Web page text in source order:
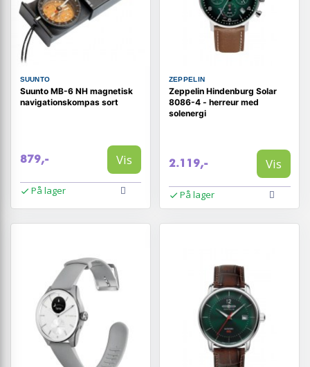
SUUNTO
Suunto MB-6 NH magnetisk
navigationskompas sort
879,- Vis
På lager
ZEPPELIN
Zeppelin Hindenburg Solar
8086-4 - herreur med
solenergi
2.119,- Vis
På lager